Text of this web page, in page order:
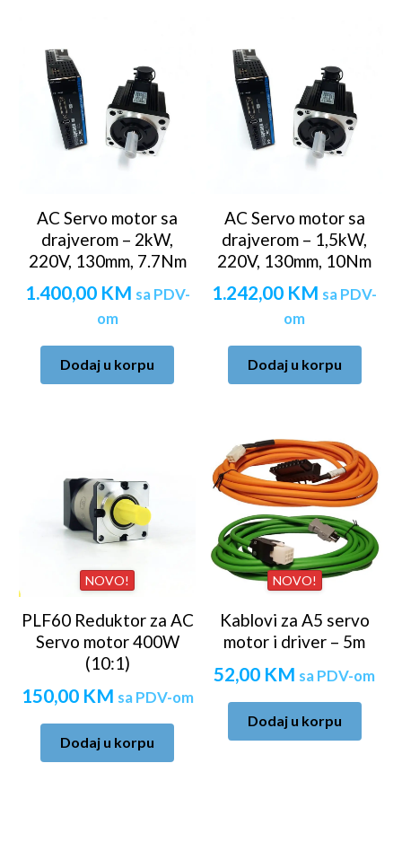
AC Servo motor sa
drajverom – 2kW,
220V, 130mm, 7.7Nm
1.400,00 KM sa PDV-
om
Dodaj u korpu
AC Servo motor sa
drajverom – 1,5kW,
220V, 130mm, 10Nm
1.242,00 KM sa PDV-
om
Dodaj u korpu
NOVO!
PLF60 Reduktor za AC
Servo motor 400W
(10:1)
150,00 KM sa PDV-om
Dodaj u korpu
NOVO!
Kablovi za A5 servo
motor i driver – 5m
52,00 KM sa PDV-om
Dodaj u korpu